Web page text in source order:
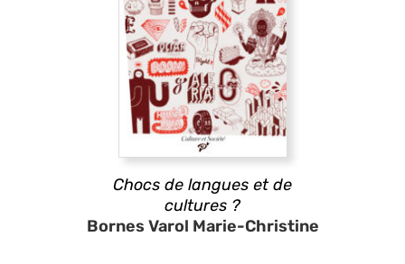
Chocs de langues et de
cultures ?
Bornes Varol Marie-Christine